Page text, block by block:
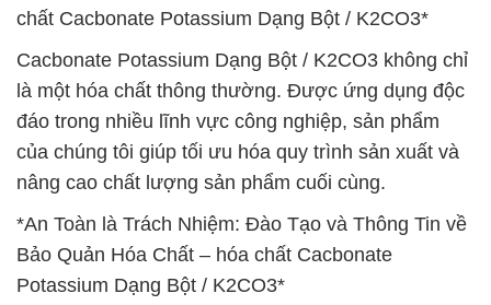
chất Cacbonate Potassium Dạng Bột / K2CO3*
Cacbonate Potassium Dạng Bột / K2CO3 không chỉ
là một hóa chất thông thường. Được ứng dụng độc
đáo trong nhiều lĩnh vực công nghiệp, sản phẩm
của chúng tôi giúp tối ưu hóa quy trình sản xuất và
nâng cao chất lượng sản phẩm cuối cùng.
*An Toàn là Trách Nhiệm: Đào Tạo và Thông Tin về
Bảo Quản Hóa Chất – hóa chất Cacbonate
Potassium Dạng Bột / K2CO3*